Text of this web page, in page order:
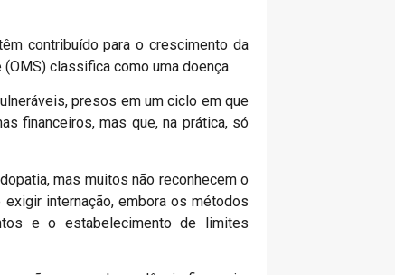
contribuído para o crescimento da
classifica como uma doença.
presos em um ciclo em que
financeiros, mas que, na prática, só
mas muitos não reconhecem o
internação, embora os métodos
e o estabelecimento de limites